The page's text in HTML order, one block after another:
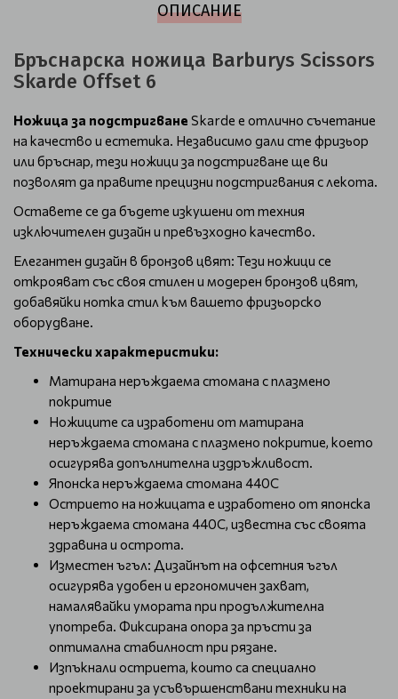
ОПИСАНИЕ
Бръснарска ножица Barburys Scissors
Skarde Offset 6
Ножица за подстригване Skarde е отлично съчетание
на качество и естетика. Независимо дали сте фризьор
или бръснар, тези ножици за подстригване ще ви
позволят да правите прецизни подстригвания с лекота.
Оставете се да бъдете изкушени от техния
изключителен дизайн и превъзходно качество.
Елегантен дизайн в бронзов цвят: Тези ножици се
открояват със своя стилен и модерен бронзов цвят,
добавяйки нотка стил към вашето фризьорско
оборудване.
Технически характеристики:
Матирана неръждаема стомана с плазмено
покритие
Ножиците са изработени от матирана
неръждаема стомана с плазмено покритие, което
осигурява допълнителна издръжливост.
Японска неръждаема стомана 440C
Острието на ножицата е изработено от японска
неръждаема стомана 440C, известна със своята
здравина и острота.
Изместен ъгъл: Дизайнът на офсетния ъгъл
осигурява удобен и ергономичен захват,
намалявайки умората при продължителна
употреба. Фиксирана опора за пръсти за
оптимална стабилност при рязане.
Изпъкнали остриета, които са специално
проектирани за усъвършенствани техники на